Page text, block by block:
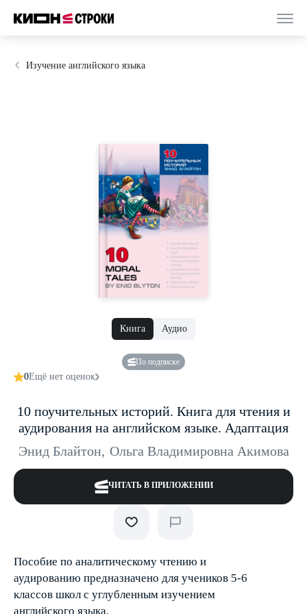
Изучение английского языка
Книга Аудио
По подписке
0Ещё нет оценок
10 поучительных историй. Книга для чтения и
аудирования на английском языке. Адаптация
Энид Блайтон, Ольга Владимировна Акимова
ЧИТАТЬ В ПРИЛОЖЕНИИ
Пособие по аналитическому чтению и
аудированию предназначено для учеников 5-6
классов школ с углубленным изучением
английского языка.